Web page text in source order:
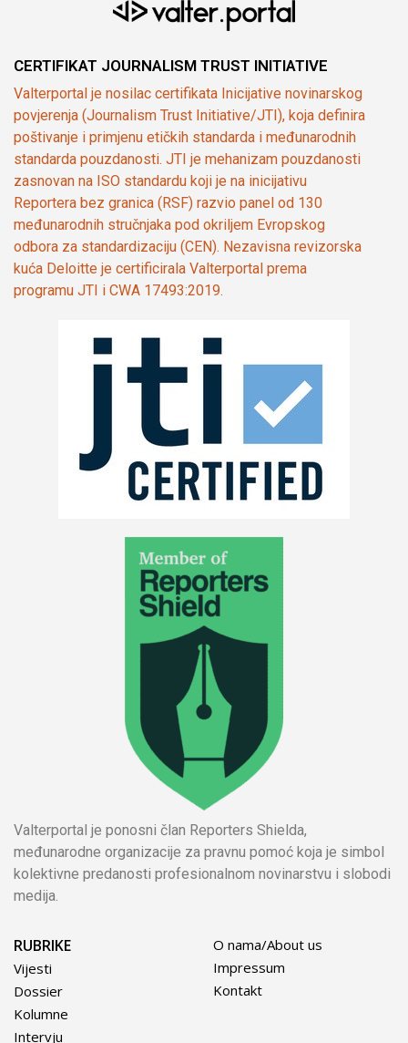
CERTIFIKAT JOURNALISM TRUST INITIATIVE
Valterportal je nosilac certifikata Inicijative novinarskog
povjerenja (Journalism Trust Initiative/JTI), koja definira
poštivanje i primjenu etičkih standarda i međunarodnih
standarda pouzdanosti. JTI je mehanizam pouzdanosti
zasnovan na ISO standardu koji je na inicijativu
Reportera bez granica (RSF) razvio panel od 130
međunarodnih stručnjaka pod okriljem Evropskog
odbora za standardizaciju (CEN). Nezavisna revizorska
kuća Deloitte je certificirala Valterportal prema
programu JTI i CWA 17493:2019.
Valterportal je ponosni član Reporters Shielda,
međunarodne organizacije za pravnu pomoć koja je simbol
kolektivne predanosti profesionalnom novinarstvu i slobodi
medija.
RUBRIKE
Vijesti
Dossier
Kolumne
Intervju
O nama/About us
Impressum
Kontakt